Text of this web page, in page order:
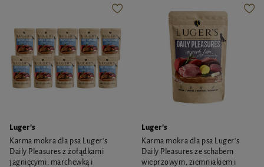
Luger's
Karma mokra dla psa Luger's
Daily Pleasures z żołądkami
jagnięcymi, marchewką i
Luger's
Karma mokra dla psa Luger's
Daily Pleasures ze schabem
wieprzowym, ziemniakiem i